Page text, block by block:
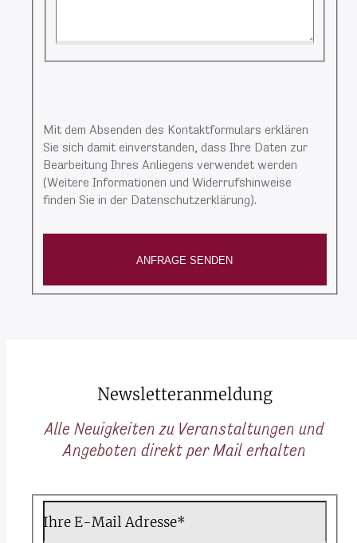
Mit dem Absenden des Kontaktformulars erklären
Sie sich damit einverstanden, dass Ihre Daten zur
Bearbeitung Ihres Anliegens verwendet werden
(Weitere Informationen und Widerrufshinweise
finden Sie in der Datenschutzerklärung).
ANFRAGE SENDEN
Newsletteranmeldung
Alle Neuigkeiten zu Veranstaltungen und
Angeboten direkt per Mail erhalten
Newsletter abonnieren
Ihre E-Mail Adresse*